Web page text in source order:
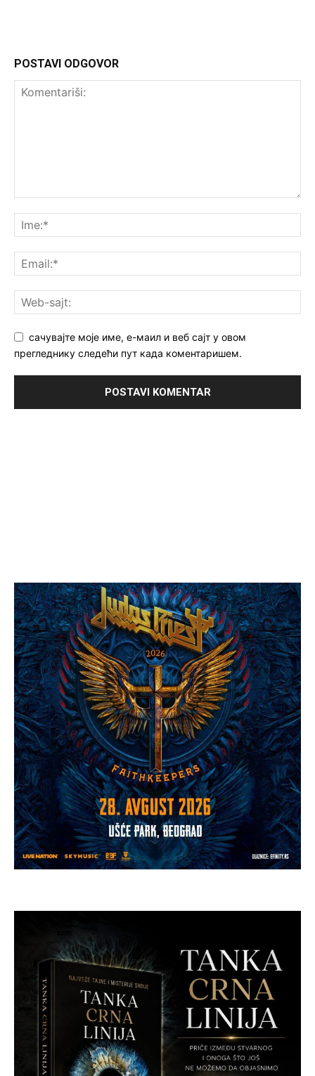
POSTAVI ODGOVOR
сачувајте моје име, е-маил и веб сајт у овом
прегледнику следећи пут када коментаришем.